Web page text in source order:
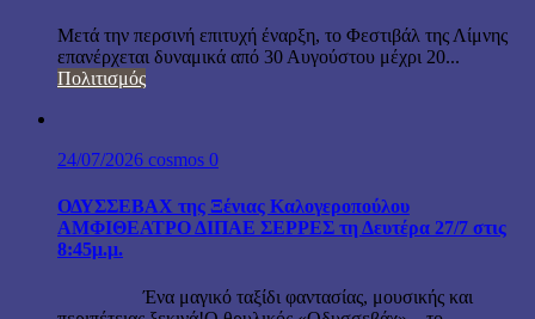
Μετά την περσινή επιτυχή έναρξη, το Φεστιβάλ της Λίμνης
επανέρχεται δυναμικά από 30 Αυγούστου μέχρι 20...
Πολιτισμός
24/07/2026 cosmos 0
ΟΔΥΣΣΕΒΑΧ της Ξένιας Καλογεροπούλου
ΑΜΦΙΘΕΑΤΡΟ ΔΙΠΑΕ ΣΕΡΡΕΣ τη Δευτέρα 27/7 στις
8:45μ.μ.
Ένα μαγικό ταξίδι φαντασίας, μουσικής και